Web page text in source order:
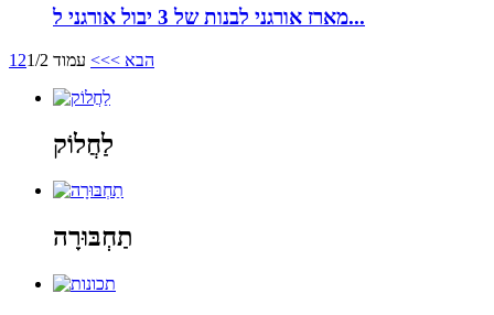
מארז אורגני לבנות של 3 יבול אורגני ל...
1 2 הבא >>> עמוד 1/2
לַחֲלוֹק
תַחְבּוּרָה